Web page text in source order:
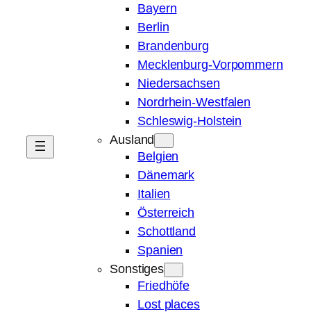
Bayern
Berlin
Brandenburg
Mecklenburg-Vorpommern
Niedersachsen
Nordrhein-Westfalen
Schleswig-Holstein
Ausland
Belgien
Dänemark
Italien
Österreich
Schottland
Spanien
Sonstiges
Friedhöfe
Lost places